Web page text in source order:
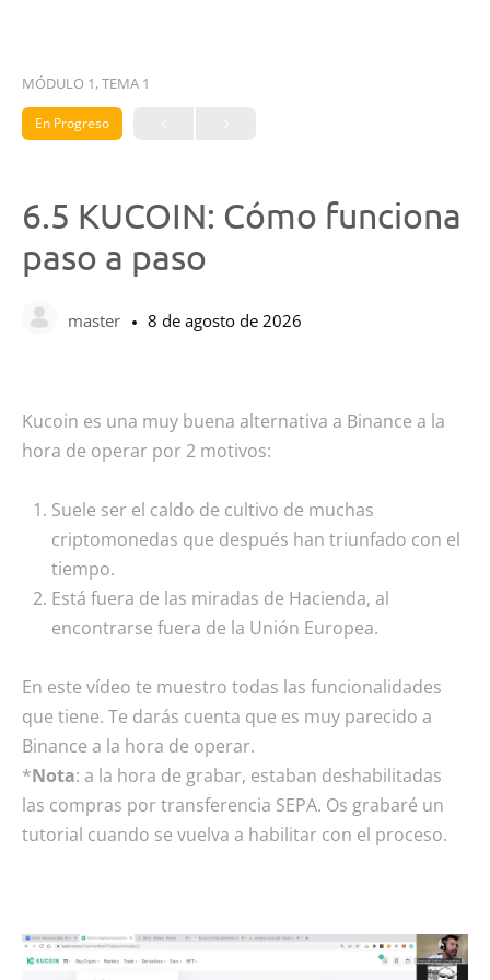
MÓDULO 1, TEMA 1
En Progreso
6.5 KUCOIN: Cómo funciona
paso a paso
master 8 de agosto de 2026
Kucoin es una muy buena alternativa a Binance a la
hora de operar por 2 motivos:
Suele ser el caldo de cultivo de muchas
criptomonedas que después han triunfado con el
tiempo.
Está fuera de las miradas de Hacienda, al
encontrarse fuera de la Unión Europea.
En este vídeo te muestro todas las funcionalidades
que tiene. Te darás cuenta que es muy parecido a
Binance a la hora de operar.
*Nota: a la hora de grabar, estaban deshabilitadas
las compras por transferencia SEPA. Os grabaré un
tutorial cuando se vuelva a habilitar con el proceso.